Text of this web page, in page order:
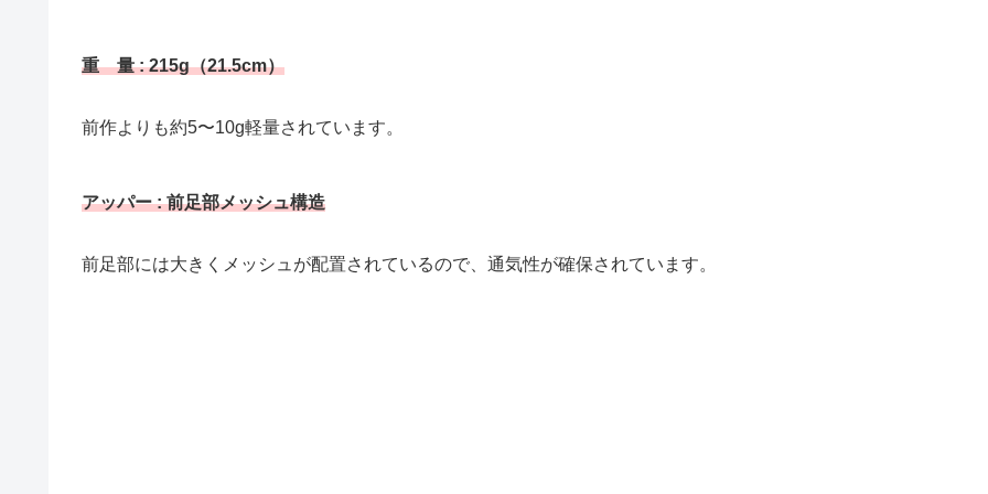
重 量 : 215g（21.5cm）
前作よりも約5〜10g軽量されています。
アッパー : 前足部メッシュ構造
前足部には大きくメッシュが配置されているので、通気性が確保されています。